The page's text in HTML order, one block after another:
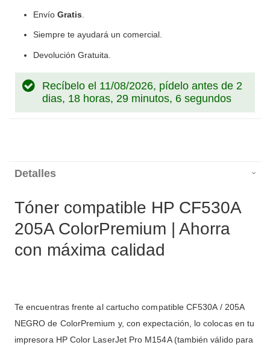
Envío Gratis
Siempre te ayudará un comercial.
Devolución Gratuita.
Recíbelo el 11/08/2026, pídelo antes de 2
dias, 18 horas, 29 minutos, 5 segundos
Detalles
Tóner compatible HP CF530A
205A ColorPremium | Ahorra
con máxima calidad
Te encuentras frente al cartucho compatible CF530A / 205A
NEGRO de ColorPremium y, con expectación, lo colocas en tu
impresora HP Color LaserJet Pro M154A (también válido para